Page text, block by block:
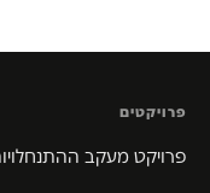
פרויקטים
פרויקט מעקב